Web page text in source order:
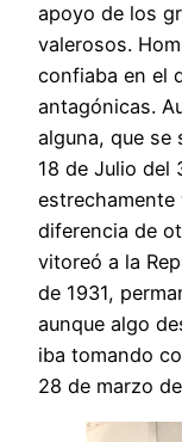
apoyo de los
valerosos.
confiaba en el
antagónicas.
alguna, que se
18 de Julio del
diferencia de
vitoreó a la
de 1931,
aunque algo
iba tomando
28 de marzo